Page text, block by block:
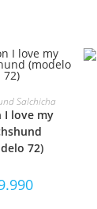
Salchicha
I love my
72)